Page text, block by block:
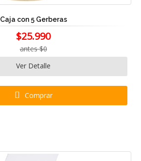
Caja con 5 Gerberas
$25.990
antes $0
Ver Detalle
Comprar